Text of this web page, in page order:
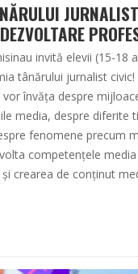
invită elevii (15-18
tânărului jurnalist civic!
învăța despre
media, despre diferite
fenomene precum
competențele
crearea de conținut